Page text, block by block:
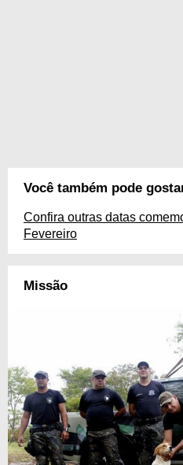
Você também pode
Confira outras datas
Fevereiro
Missão